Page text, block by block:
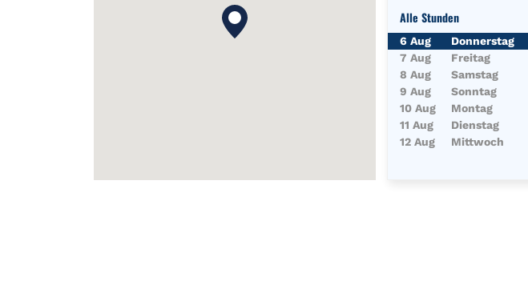
Alle Stunden
Wochentag Öffnungszeiten
6 Aug Donnerstag
7 Aug
Freitag
8 Aug
Samstag
9 Aug
Sonntag
10 Aug
Montag
11 Aug
Dienstag
12 Aug
Mittwoch